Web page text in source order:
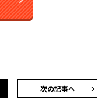
次の記事へ